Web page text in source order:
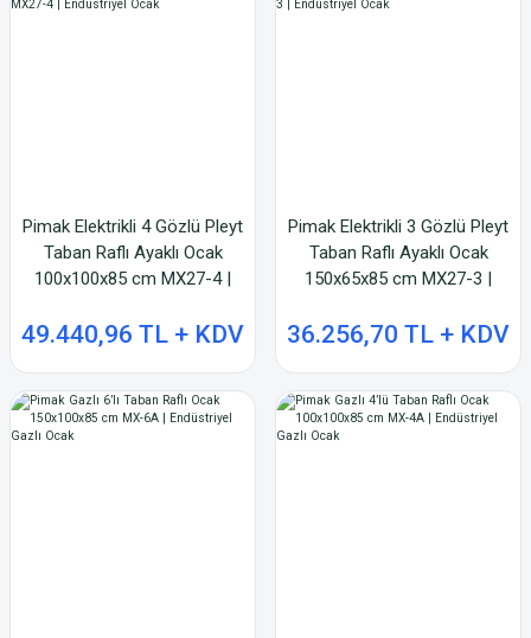
Pimak Elektrikli 4 Gözlü Pleyt
Taban Raflı Ayaklı Ocak
100x100x85 cm MX27-4 |
49.440,96 TL + KDV
Pimak Elektrikli 3 Gözlü Pleyt
Taban Raflı Ayaklı Ocak
150x65x85 cm MX27-3 |
36.256,70 TL + KDV